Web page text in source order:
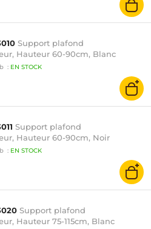
Support plafond
Hauteur 60-90cm, Blanc
: EN STOCK
Support plafond
Hauteur 60-90cm, Noir
: EN STOCK
Support plafond
Hauteur 75-115cm, Blanc